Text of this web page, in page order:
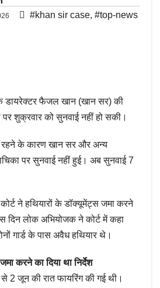
#khan sir case, #top-news
डायरेक्‍टर फैजल खान (खान सर) की
पर शुक्रवार को सुनवाई नहीं हो सकी।
के कारण खान सर और अन्य
पर सुनवाई नहीं हुई। अब सुनवाई 7
ने हथ‍ियारों के डॉक्‍यूमेंट्स जमा करने
दिन लोक अभ‍ियोजक ने कोर्ट में कहा
गार्ड के पास अवैध हथ‍ियार थे।
करने का द‍िया था निर्देश
2 जून की रात फायरिंग की गई थी।